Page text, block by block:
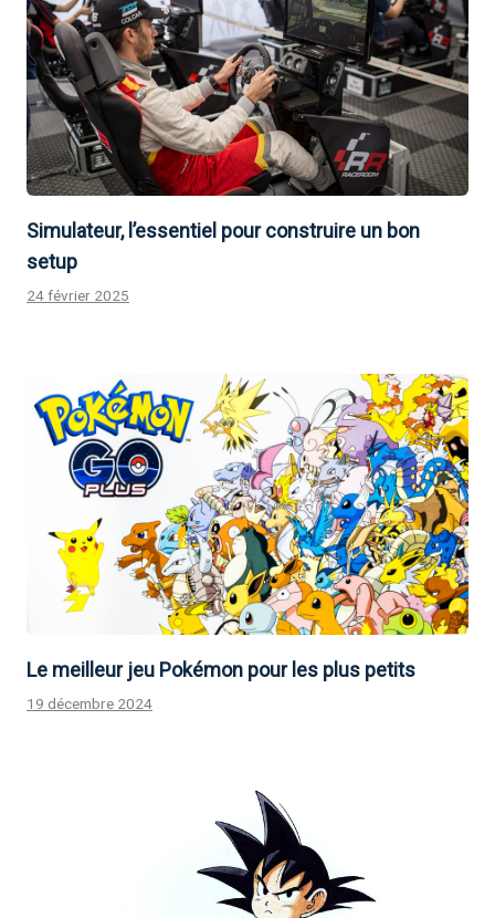
Simulateur, l’essentiel pour construire un bon
setup
24 février 2025
Le meilleur jeu Pokémon pour les plus petits
19 décembre 2024